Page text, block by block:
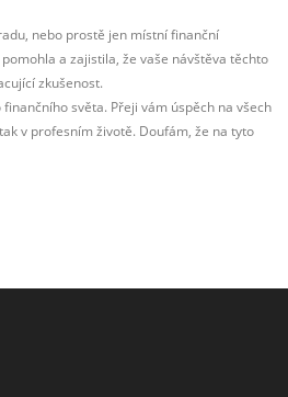
nebo prostě jen místní finanční
a zajistila, že vaše návštěva těchto
zkušenost.
světa. Přeji vám úspěch na všech
v profesním životě. Doufám, že na tyto